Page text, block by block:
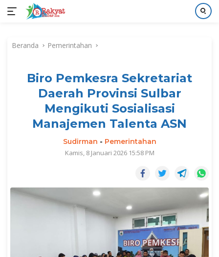
kontenBeranda Pemerintahan
Biro Pemkesra Sekretariat
Daerah Provinsi Sulbar
Mengikuti Sosialisasi
Manajemen Talenta ASN
Sudirman - Pemerintahan
Kamis, 8 Januari 2026 15:58 PM